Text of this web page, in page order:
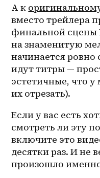
А к
вместо трейлера
финальной
на знаменитую
начинается ровно
идут титры —
эстетичные, что у
их отрезать).
Если у вас есть
смотреть ли эту
включите это
десятки раз. И не
произошло